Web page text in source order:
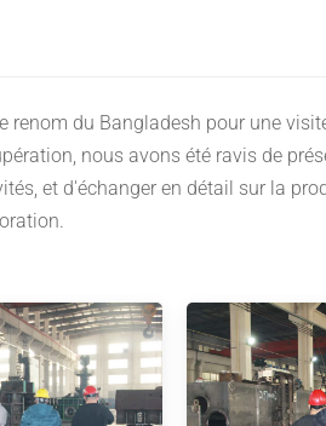
renom du Bangladesh pour une
nous avons été ravis de
et d'échanger en détail sur la